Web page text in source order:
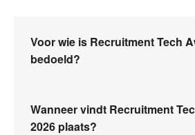
Voor wie is Recruitment Tech
bedoeld?
Wanneer vindt Recruitment
2026 plaats?